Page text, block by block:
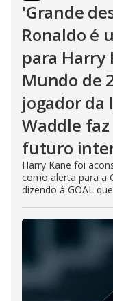
'Grande
Ronaldo é
para Harry
Mundo de
jogador da
Waddle
futuro
Harry Kane foi
como alerta para a
dizendo à GOAL